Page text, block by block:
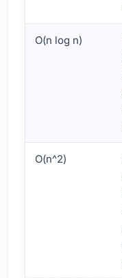
O(n log n)
O(n^2)